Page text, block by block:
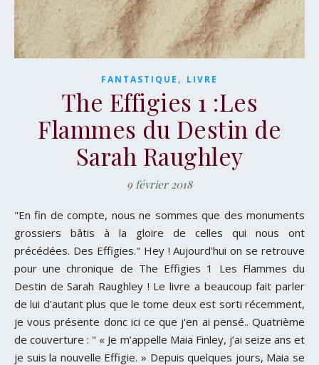
FANTASTIQUE , LIVRE
The Effigies 1 :Les
Flammes du Destin de
Sarah Raughley
9 février 2018
"En fin de compte, nous ne sommes que des monuments
grossiers bâtis à la gloire de celles qui nous ont
précédées. Des Effigies." Hey ! Aujourd'hui on se retrouve
pour une chronique de The Effigies 1 Les Flammes du
Destin de Sarah Raughley ! Le livre a beaucoup fait parler
de lui d'autant plus que le tome deux est sorti récemment,
je vous présente donc ici ce que j'en ai pensé.. Quatrième
de couverture : " « Je m’appelle Maia Finley, j’ai seize ans et
je suis la nouvelle Effigie. » Depuis quelques jours, Maia se